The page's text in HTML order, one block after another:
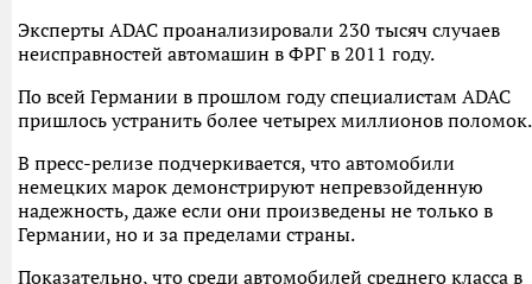
Эксперты ADAC проанализировали 230 тысяч случаев
неисправностей автомашин в ФРГ в 2011 году.
По всей Германии в прошлом году специалистам ADAC
пришлось устранить более четырех миллионов поломок.
В пресс-релизе подчеркивается, что автомобили
немецких марок демонстрируют непревзойденную
надежность, даже если они произведены не только в
Германии, но и за пределами страны.
Показательно, что среди автомобилей среднего класса в